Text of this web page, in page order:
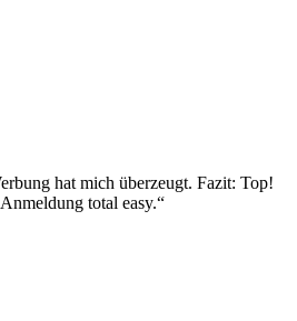
hat mich überzeugt. Fazit: Top!
total easy.“